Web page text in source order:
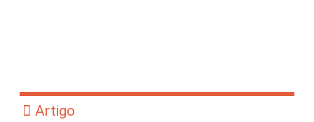
Artigo